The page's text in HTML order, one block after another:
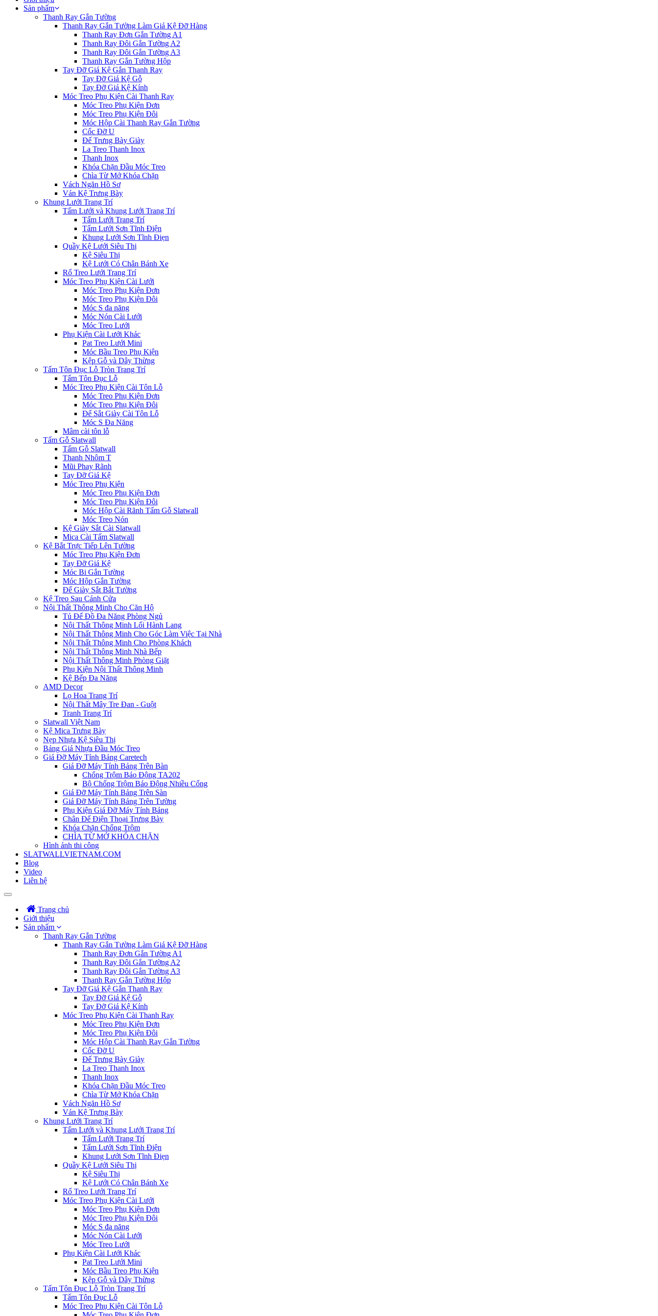
Sản phẩm
Thanh Ray Gắn Tường
Thanh Ray Gắn Tường Làm Giá Kệ Đỡ Hàng
Thanh Ray Đơn Gắn Tường A1
Thanh Ray Đôi Gắn Tường A2
Thanh Ray Đôi Gắn Tường A3
Thanh Ray Gắn Tường Hộp
Tay Đỡ Giá Kệ Gắn Thanh Ray
Tay Đỡ Giá Kệ Gỗ
Tay Đỡ Giá Kệ Kính
Móc Treo Phụ Kiện Cài Thanh Ray
Móc Treo Phụ Kiện Đơn
Móc Treo Phụ Kiện Đôi
Móc Hộp Cài Thanh Ray Gắn Tường
Cốc Đỡ U
Đế Trưng Bày Giày
La Treo Thanh Inox
Thanh Inox
Khóa Chặn Đầu Móc Treo
Chìa Từ Mở Khóa Chặn
Vách Ngăn Hồ Sơ
Ván Kệ Trưng Bày
Khung Lưới Trang Trí
Tấm Lưới và Khung Lưới Trang Trí
Tấm Lưới Trang Trí
Tấm Lưới Sơn Tĩnh Điện
Khung Lưới Sơn Tĩnh Điẹn
Quầy Kệ Lưới Siêu Thị
Kệ Siêu Thị
Kệ Lưới Có Chân Bánh Xe
Rổ Treo Lưới Trang Trí
Móc Treo Phụ Kiện Cài Lưới
Móc Treo Phụ Kiện Đơn
Móc Treo Phụ Kiện Đôi
Móc S đa năng
Móc Nón Cài Lưới
Móc Treo Lưới
Phụ Kiện Cài Lưới Khác
Pat Treo Lưới Mini
Móc Bầu Treo Phụ Kiện
Kệp Gỗ và Dây Thừng
Tấm Tôn Đục Lỗ Tròn Trang Trí
Tấm Tôn Đục Lỗ
Móc Treo Phụ Kiện Cài Tôn Lỗ
Móc Treo Phụ Kiện Đơn
Móc Treo Phụ Kiện Đôi
Đế Sắt Giày Cài Tôn Lỗ
Móc S Đa Năng
Mâm cài tôn lỗ
Tấm Gỗ Slatwall
Tấm Gỗ Slatwall
Thanh Nhôm T
Mũi Phay Rãnh
Tay Đỡ Giá Kệ
Móc Treo Phụ Kiện
Móc Treo Phụ Kiện Đơn
Móc Treo Phụ Kiện Đôi
Móc Hộp Cài Rãnh Tấm Gỗ Slatwall
Móc Treo Nón
Kệ Giày Sắt Cài Slatwall
Mica Cài Tấm Slatwall
Kệ Bắt Trực Tiếp Lên Tường
Móc Treo Phụ Kiện Đơn
Tay Đỡ Giá Kệ
Móc Bi Gắn Tường
Móc Hộp Gắn Tường
Đế Giày Sắt Bắt Tường
Kệ Treo Sau Cánh Cửa
Nội Thất Thông Minh Cho Căn Hộ
Tủ Để Đồ Đa Năng Phòng Ngủ
Nội Thất Thông Minh Lối Hành Lang
Nội Thất Thông Minh Cho Góc Làm Việc Tại Nhà
Nội Thất Thông Minh Cho Phòng Khách
Nội Thất Thông Minh Nhà Bếp
Nội Thất Thông Minh Phòng Giặt
Phụ Kiện Nội Thất Thông Minh
Kệ Bếp Đa Năng
AMD Decor
Lọ Hoa Trang Trí
Nội Thất Mây Tre Đan - Guột
Tranh Trang Trí
Slatwall Việt Nam
Kệ Mica Trưng Bày
Nẹp Nhựa Kệ Siêu Thị
Bảng Giá Nhựa Đầu Móc Treo
Giá Đỡ Máy Tính Bảng Caretech
Giá Đỡ Máy Tính Bảng Trên Bàn
Chống Trộm Báo Động TA202
Bộ Chống Trộm Báo Động Nhiều Cổng
Giá Đỡ Máy Tính Bảng Trên Sàn
Giá Đỡ Máy Tính Bảng Trên Tường
Phụ Kiện Giá Đỡ Máy Tính Bảng
Chân Đế Điện Thoại Trưng Bày
Khóa Chặn Chống Trộm
CHÌA TỪ MỞ KHÓA CHẶN
Hình ảnh thi công
SLATWALLVIETNAM.COM
Blog
Video
Liên hệ
Trang chủ
Giới thiệu
Sản phẩm
Thanh Ray Gắn Tường
Thanh Ray Gắn Tường Làm Giá Kệ Đỡ Hàng
Thanh Ray Đơn Gắn Tường A1
Thanh Ray Đôi Gắn Tường A2
Thanh Ray Đôi Gắn Tường A3
Thanh Ray Gắn Tường Hộp
Tay Đỡ Giá Kệ Gắn Thanh Ray
Tay Đỡ Giá Kệ Gỗ
Tay Đỡ Giá Kệ Kính
Móc Treo Phụ Kiện Cài Thanh Ray
Móc Treo Phụ Kiện Đơn
Móc Treo Phụ Kiện Đôi
Móc Hộp Cài Thanh Ray Gắn Tường
Cốc Đỡ U
Đế Trưng Bày Giày
La Treo Thanh Inox
Thanh Inox
Khóa Chặn Đầu Móc Treo
Chìa Từ Mở Khóa Chặn
Vách Ngăn Hồ Sơ
Ván Kệ Trưng Bày
Khung Lưới Trang Trí
Tấm Lưới và Khung Lưới Trang Trí
Tấm Lưới Trang Trí
Tấm Lưới Sơn Tĩnh Điện
Khung Lưới Sơn Tĩnh Điẹn
Quầy Kệ Lưới Siêu Thị
Kệ Siêu Thị
Kệ Lưới Có Chân Bánh Xe
Rổ Treo Lưới Trang Trí
Móc Treo Phụ Kiện Cài Lưới
Móc Treo Phụ Kiện Đơn
Móc Treo Phụ Kiện Đôi
Móc S đa năng
Móc Nón Cài Lưới
Móc Treo Lưới
Phụ Kiện Cài Lưới Khác
Pat Treo Lưới Mini
Móc Bầu Treo Phụ Kiện
Kệp Gỗ và Dây Thừng
Tấm Tôn Đục Lỗ Tròn Trang Trí
Tấm Tôn Đục Lỗ
Móc Treo Phụ Kiện Cài Tôn Lỗ